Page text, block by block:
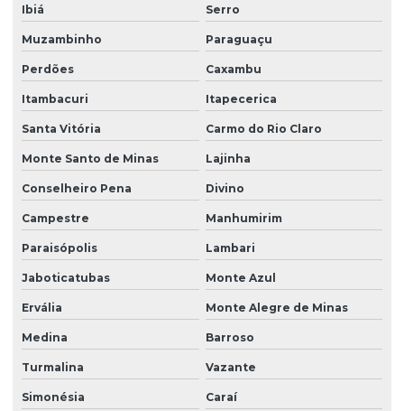
Ibiá Serro
Muzambinho Paraguaçu
Perdões Caxambu
Itambacuri Itapecerica
Santa Vitória Carmo do Rio Claro
Monte Santo de Minas Lajinha
Conselheiro Pena Divino
Campestre Manhumirim
Paraisópolis Lambari
Jaboticatubas Monte Azul
Ervália Monte Alegre de Minas
Medina Barroso
Turmalina Vazante
Simonésia Caraí